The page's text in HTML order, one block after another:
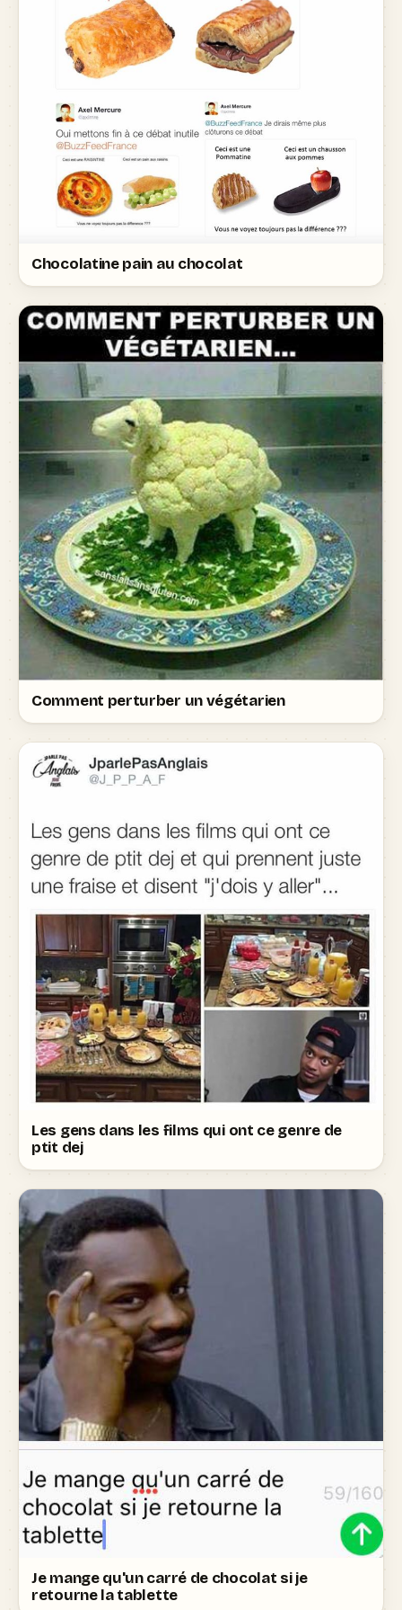
Chocolatine pain au chocolat
Comment perturber un végétarien
Les gens dans les films qui ont ce genre de
ptit dej
Je mange qu'un carré de chocolat si je
retourne la tablette